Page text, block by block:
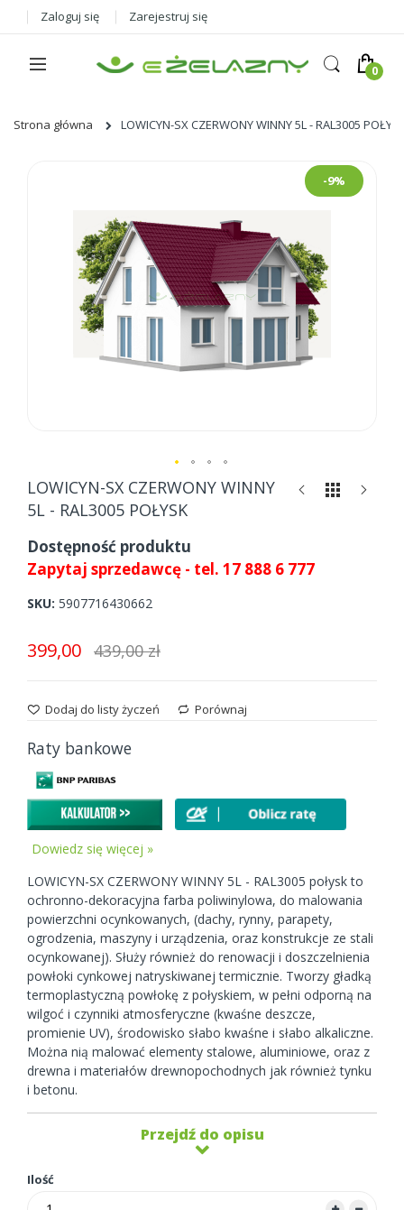
Zaloguj się Zarejestruj się
Strona główna LOWICYN-SX CZERWONY WINNY 5L - RAL3005
-9%
Skip
to
beginning
of
the
images
LOWICYN-SX CZERWONY WINNY
5L - RAL3005 POŁYSK
Dostępność produktu
Zapytaj sprzedawcę - tel. 17 888 6 777
SKU 5907716430662
399,00 439,00 zł
Dodaj do listy życzeń Porównaj
Raty bankowe
Dowiedz się więcej »
LOWICYN-SX CZERWONY WINNY 5L - RAL3005 połysk to
ochronno-dekoracyjna farba poliwinylowa, do malowania
powierzchni ocynkowanych, (dachy, rynny, parapety,
ogrodzenia, maszyny i urządzenia, oraz konstrukcje ze stali
ocynkowanej). Służy również do renowacji i doszczelnienia
powłoki cynkowej natryskiwanej termicznie. Tworzy gładką
termoplastyczną powłokę z połyskiem, w pełni odporną na
wilgoć i czynniki atmosferyczne (kwaśne deszcze,
promienie UV), środowisko słabo kwaśne i słabo alkaliczne.
Można nią malować elementy stalowe, aluminiowe, oraz z
drewna i materiałów drewnopochodnych jak również tynku
i betonu.
Przejdź do opisu
Ilość